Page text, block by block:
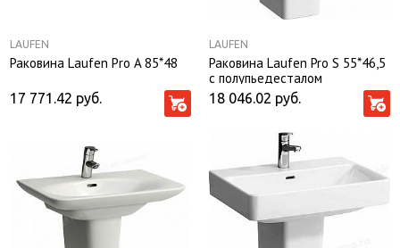
LAUFEN
Раковина Laufen Рro A 85*48
17 771.42 руб.
LAUFEN
Раковина Laufen Pro S 55*46,5
с полупьедесталом
18 046.02 руб.